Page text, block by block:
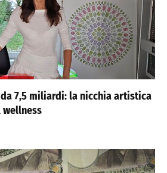
7,5 miliardi: la nicchia artistica
wellness